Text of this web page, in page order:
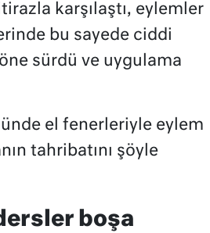
karşılaştı, eylemler
bu sayede ciddi
sürdü ve uygulama
el fenerleriyle eylem
tahribatını şöyle
boşa